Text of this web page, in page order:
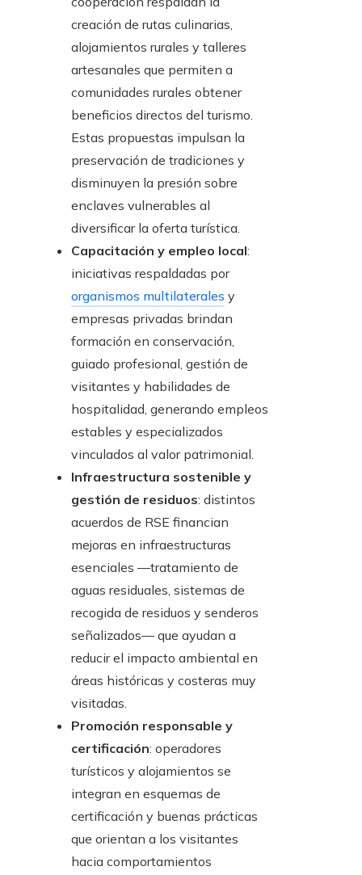
creación de rutas culinarias,
alojamientos rurales y talleres
artesanales que permiten a
comunidades rurales obtener
beneficios directos del turismo.
Estas propuestas impulsan la
preservación de tradiciones y
disminuyen la presión sobre
enclaves vulnerables al
diversificar la oferta turística.
Capacitación y empleo local:
iniciativas respaldadas por
organismos multilaterales y
empresas privadas brindan
formación en conservación,
guiado profesional, gestión de
visitantes y habilidades de
hospitalidad, generando empleos
estables y especializados
vinculados al valor patrimonial.
Infraestructura sostenible y
gestión de residuos: distintos
acuerdos de RSE financian
mejoras en infraestructuras
esenciales —tratamiento de
aguas residuales, sistemas de
recogida de residuos y senderos
señalizados— que ayudan a
reducir el impacto ambiental en
áreas históricas y costeras muy
visitadas.
Promoción responsable y
certificación: operadores
turísticos y alojamientos se
integran en esquemas de
certificación y buenas prácticas
que orientan a los visitantes
hacia comportamientos